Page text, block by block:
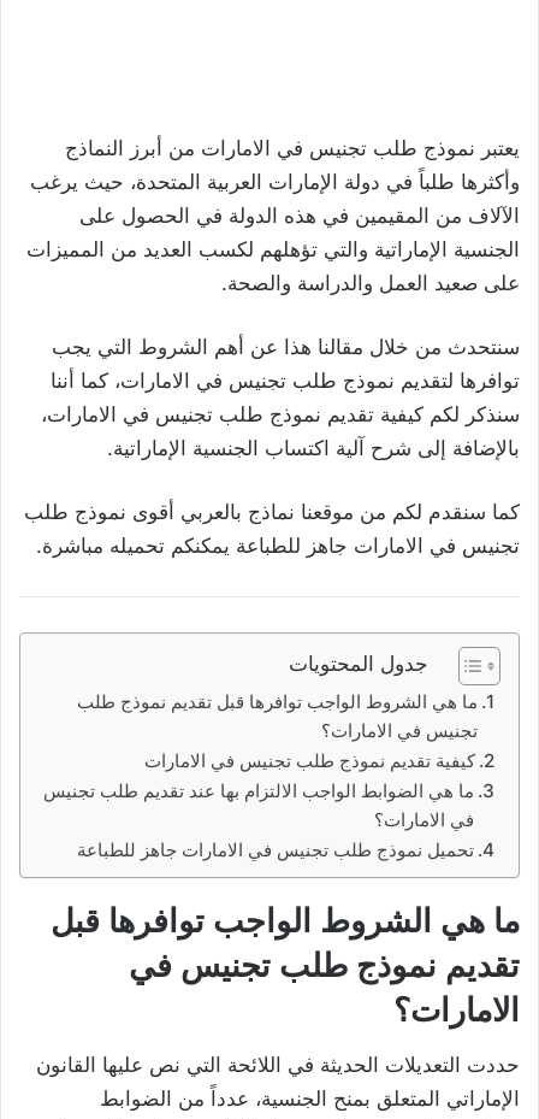
يعتبر نموذج طلب تجنيس في الامارات من أبرز النماذج
وأكثرها طلباً في دولة الإمارات العربية المتحدة، حيث يرغب
الآلاف من المقيمين في هذه الدولة في الحصول على
الجنسية الإماراتية والتي تؤهلهم لكسب العديد من المميزات
على صعيد العمل والدراسة والصحة.
سنتحدث من خلال مقالنا هذا عن أهم الشروط التي يجب
توافرها لتقديم نموذج طلب تجنيس في الامارات، كما أننا
سنذكر لكم كيفية تقديم نموذج طلب تجنيس في الامارات،
بالإضافة إلى شرح آلية اكتساب الجنسية الإماراتية.
كما سنقدم لكم من موقعنا نماذج بالعربي أقوى نموذج طلب
تجنيس في الامارات جاهز للطباعة يمكنكم تحميله مباشرة.
جدول المحتويات
ما هي الشروط الواجب توافرها قبل تقديم نموذج طلب
تجنيس في الامارات؟
كيفية تقديم نموذج طلب تجنيس في الامارات
ما هي الضوابط الواجب الالتزام بها عند تقديم طلب تجنيس
في الامارات؟
تحميل نموذج طلب تجنيس في الامارات جاهز للطباعة
ما هي الشروط الواجب توافرها قبل
تقديم نموذج طلب تجنيس في
الامارات؟
حددت التعديلات الحديثة في اللائحة التي نص عليها القانون
الإماراتي المتعلق بمنح الجنسية، عدداً من الضوابط